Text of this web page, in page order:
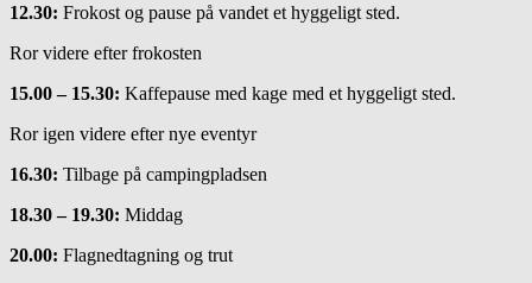
12.30: Frokost og pause på vandet et hyggeligt sted.
Ror videre efter frokosten
15.00 – 15.30: Kaffepause med kage med et hyggeligt sted.
Ror igen videre efter nye eventyr
16.30: Tilbage på campingpladsen
18.30 – 19.30: Middag
20.00: Flagnedtagning og trut